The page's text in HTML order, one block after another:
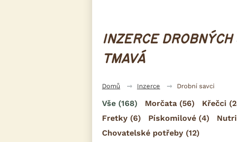
INZERCE
TMAVÁ
Domů Inzerce Drobní savci
Vše (168) Morčata (56) Křečci
Fretky (6) Pískomilové (4)
Chovatelské potřeby (12)